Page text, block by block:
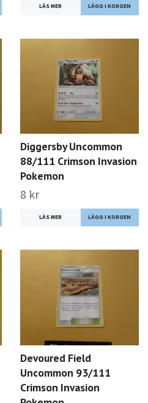
LÄS MER
Diggersby Uncommon
88/111 Crimson Invasion
Pokemon
8 kr
LÄS MER
Devoured Field
Uncommon 93/111
Crimson Invasion